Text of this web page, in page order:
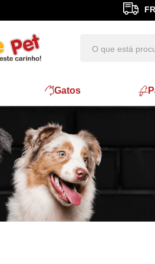
Gatos